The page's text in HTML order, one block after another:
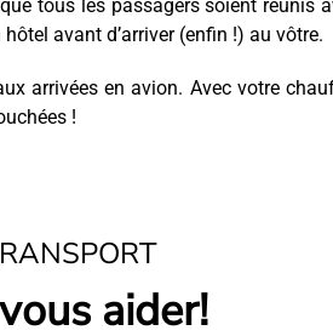
tous les passagers soient réunis
avant d’arriver (enfin !) au vôtre.
arrivées en avion. Avec votre
!
aider!